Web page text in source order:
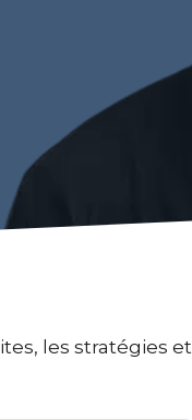
les stratégies et